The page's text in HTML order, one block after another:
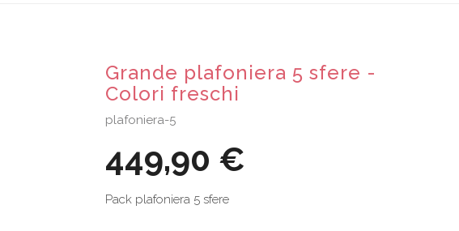
Grande plafoniera 5 sfere -
Colori freschi
plafoniera-5
449,90 €
Pack plafoniera 5 sfere